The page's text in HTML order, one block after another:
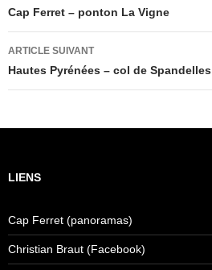
des
articles
Cap Ferret – ponton La Vigne
ARTICLE SUIVANT
Hautes Pyrénées – col de Spandelles
LIENS
Cap Ferret (panoramas)
Christian Braut (Facebook)